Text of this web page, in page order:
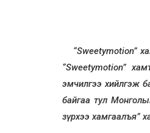
“Sweetymotion”
“Sweetymotion”
эмчилгээ хийлгэж
байгаа тул
зүрхээ хамгаалъя”